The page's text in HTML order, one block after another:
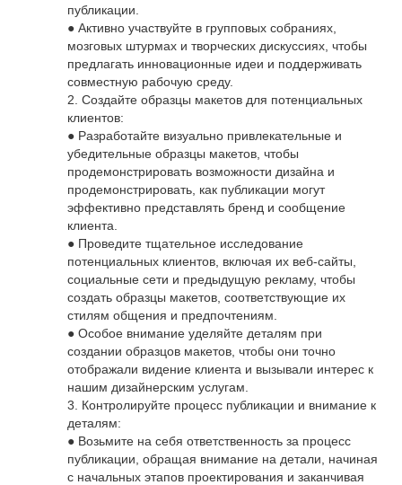
публикации.
● Активно участвуйте в групповых собраниях,
мозговых штурмах и творческих дискуссиях, чтобы
предлагать инновационные идеи и поддерживать
совместную рабочую среду.
2. Создайте образцы макетов для потенциальных
клиентов:
● Разработайте визуально привлекательные и
убедительные образцы макетов, чтобы
продемонстрировать возможности дизайна и
продемонстрировать, как публикации могут
эффективно представлять бренд и сообщение
клиента.
● Проведите тщательное исследование
потенциальных клиентов, включая их веб-сайты,
социальные сети и предыдущую рекламу, чтобы
создать образцы макетов, соответствующие их
стилям общения и предпочтениям.
● Особое внимание уделяйте деталям при
создании образцов макетов, чтобы они точно
отображали видение клиента и вызывали интерес к
нашим дизайнерским услугам.
3. Контролируйте процесс публикации и внимание к
деталям:
● Возьмите на себя ответственность за процесс
публикации, обращая внимание на детали, начиная
с начальных этапов проектирования и заканчивая